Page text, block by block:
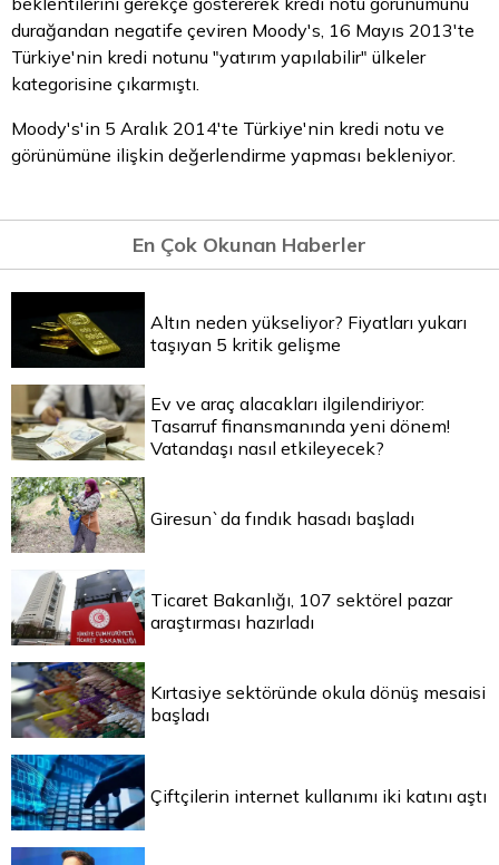
durağandan negatife çeviren Moody's, 16 Mayıs 2013'te
Türkiye'nin kredi notunu "yatırım yapılabilir" ülkeler
kategorisine çıkarmıştı.
Moody's'in 5 Aralık 2014'te Türkiye'nin kredi notu ve
görünümüne ilişkin değerlendirme yapması bekleniyor.
En Çok Okunan Haberler
Altın neden yükseliyor? Fiyatları yukarı
taşıyan 5 kritik gelişme
Ev ve araç alacakları ilgilendiriyor:
Tasarruf finansmanında yeni dönem!
Vatandaşı nasıl etkileyecek?
Giresun`da fındık hasadı başladı
Ticaret Bakanlığı, 107 sektörel pazar
araştırması hazırladı
Kırtasiye sektöründe okula dönüş mesaisi
başladı
Çiftçilerin internet kullanımı iki katını aştı